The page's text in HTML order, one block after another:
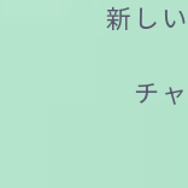
新し
チ